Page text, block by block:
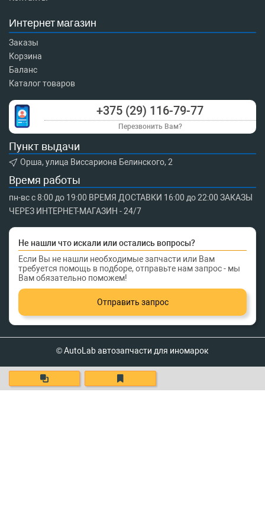
Интернет магазин
Заказы
Корзина
Баланс
Каталог товаров
+375 (29) 116-79-77
Перезвонить Вам?
Пункт выдачи
Орша, улица Виссариона Белинского, 2
Время работы
пн-вс с 8:00 до 19:00 ВРЕМЯ ДОСТАВКИ 16:00 до 22:00 ЗАКАЗЫ
ЧЕРЕЗ ИНТЕРНЕТ-МАГАЗИН - 24/7
Не нашли что искали или остались вопросы?
Если Вы не нашли необходимые запчасти или Вам
требуется помощь в подборе, отправьте нам запрос - мы
Вам обязательно поможем!
Отправить запрос
© AutoLab автозапчасти для иномарок